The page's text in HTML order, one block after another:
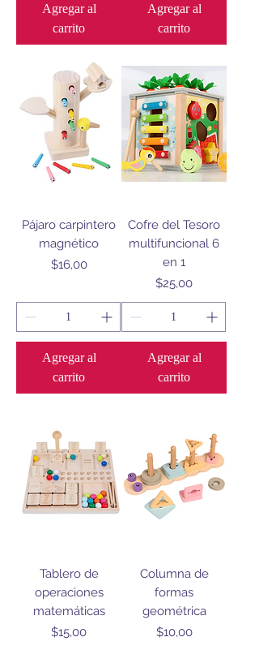
Agregar al
carrito
Agregar al
carrito
Pájaro carpintero
magnético
Precio
$16,00
Agregar al
carrito
Cofre del Tesoro
multifuncional 6
en 1
Precio
$25,00
Agregar al
carrito
Tablero de
operaciones
matemáticas
Precio
$15,00
Columna de
formas
geométrica
Precio
$10,00